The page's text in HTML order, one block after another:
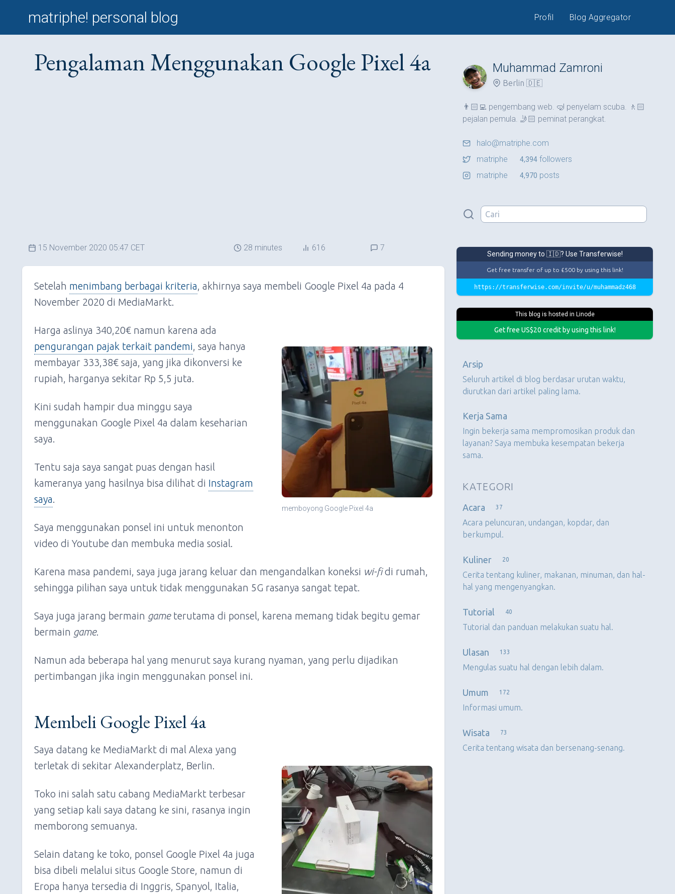
matriphe! personal blog Profil Blog Aggregator
Pengalaman Menggunakan Google Pixel 4a
15 November 2020 05:47 CET 28 minutes 616 7
Setelah menimbang berbagai kriteria, akhirnya saya membeli Google Pixel 4a pada 4
November 2020 di MediaMarkt.
memboyong Google Pixel 4a
Harga aslinya 340,20€ namun karena ada
pengurangan pajak terkait pandemi, saya hanya
membayar 333,38€ saja, yang jika dikonversi ke
rupiah, harganya sekitar Rp 5,5 juta.
Kini sudah hampir dua minggu saya
menggunakan Google Pixel 4a dalam keseharian
saya.
Tentu saja saya sangat puas dengan hasil
kameranya yang hasilnya bisa dilihat di Instagram
saya.
Saya menggunakan ponsel ini untuk menonton
video di Youtube dan membuka media sosial.
Karena masa pandemi, saya juga jarang keluar dan mengandalkan koneksi wi-fidi rumah,
sehingga pilihan saya untuk tidak menggunakan 5G rasanya sangat tepat.
Saya juga jarang bermain gameterutama di ponsel, karena memang tidak begitu gemar
bermain game.
Namun ada beberapa hal yang menurut saya kurang nyaman, yang perlu dijadikan
pertimbangan jika ingin menggunakan ponsel ini.
Membeli Google Pixel 4a
Saya datang ke MediaMarkt di mal Alexa yang
terletak di sekitar Alexanderplatz, Berlin.
Toko ini salah satu cabang MediaMarkt terbesar
yang setiap kali saya datang ke sini, rasanya ingin
memborong semuanya.
Selain datang ke toko, ponsel Google Pixel 4a juga
bisa dibeli melalui situs Google Store, namun di
Eropa hanya tersedia di Inggris, Spanyol, Italia,
Muhammad Zamroni
Berlin 🇩🇪
👨🏻‍💻 pengembang web. 🤿 penyelam scuba. 🚶🏻
pejalan pemula. 🤳🏻 peminat perangkat.
halo@matriphe.com
matriphe
4,394 followers
matriphe
4,970 posts
Sending money to 🇮🇩? Use Transferwise!
Get free transfer of up to £500 by using this link!
https://transferwise.com/invite/u/muhammadz468
This blog is hosted in Linode
Get free US$20 credit by using this link!
Arsip
Seluruh artikel di blog berdasar urutan waktu,
diurutkan dari artikel paling lama.
Kerja Sama
Ingin bekerja sama mempromosikan produk dan
layanan? Saya membuka kesempatan bekerja
sama.
KATEGORI
Acara 37
Acara peluncuran, undangan, kopdar, dan
berkumpul.
Kuliner 20
Cerita tentang kuliner, makanan, minuman, dan hal-
hal yang mengenyangkan.
Tutorial 40
Tutorial dan panduan melakukan suatu hal.
Ulasan 133
Mengulas suatu hal dengan lebih dalam.
Umum 172
Informasi umum.
Wisata 73
Cerita tentang wisata dan bersenang-senang.